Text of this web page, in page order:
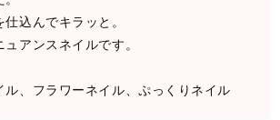
込んでキラッと。
アンスネイルです。
ル、フラワーネイル、ぷっくりネイル